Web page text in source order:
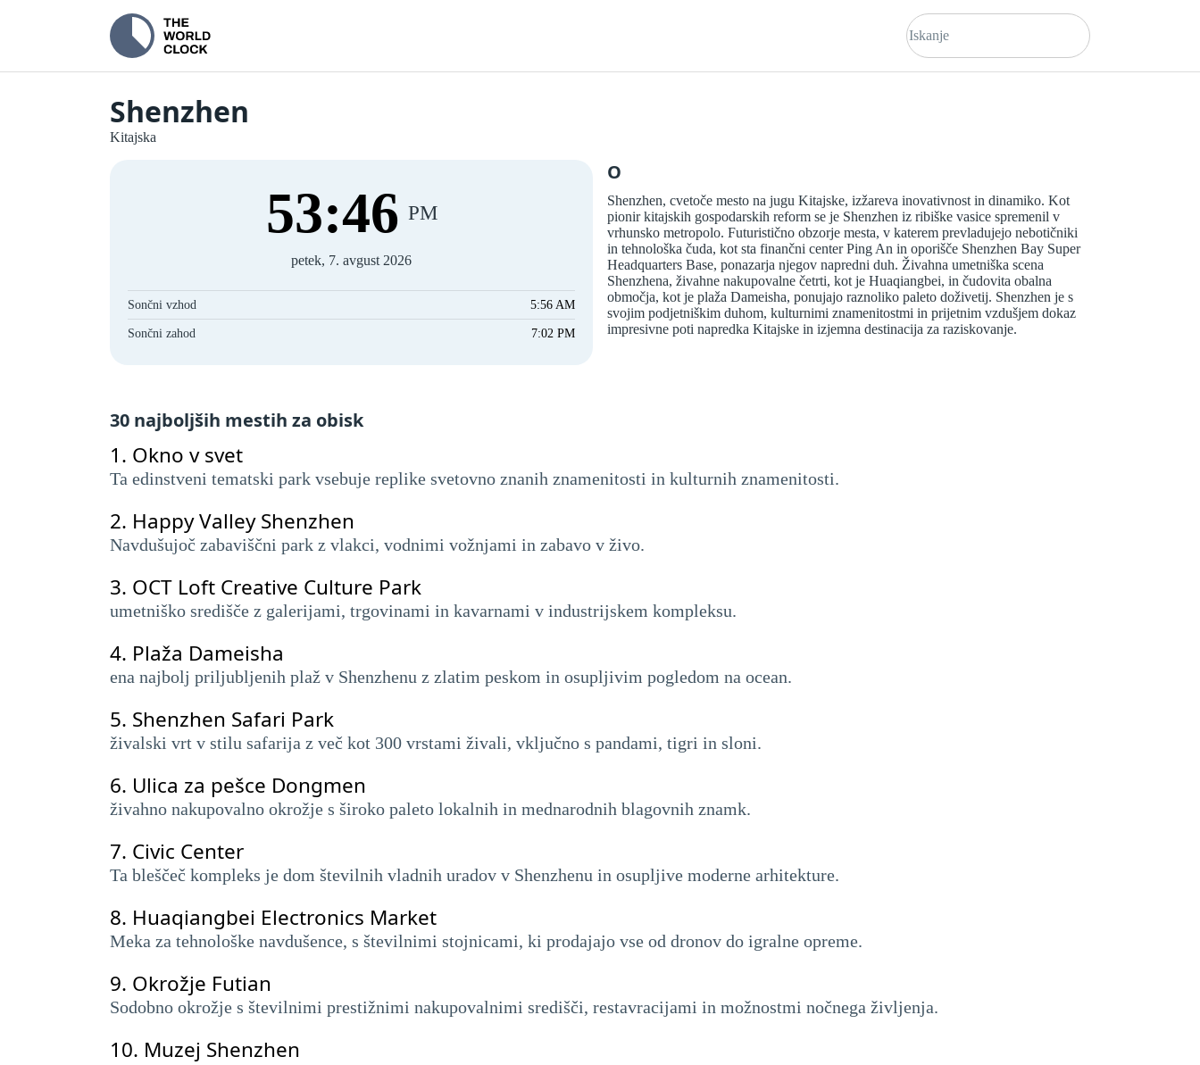
Shenzhen
Kitajska
53:47 PM
petek, 7. avgust 2026
Sončni vzhod 5:56 AM
Sončni zahod 7:02 PM
O
Shenzhen, cvetoče mesto na jugu Kitajske, izžareva inovativnost in dinamiko. Kot
pionir kitajskih gospodarskih reform se je Shenzhen iz ribiške vasice spremenil v
vrhunsko metropolo. Futuristično obzorje mesta, v katerem prevladujejo nebotičniki
in tehnološka čuda, kot sta finančni center Ping An in oporišče Shenzhen Bay Super
Headquarters Base, ponazarja njegov napredni duh. Živahna umetniška scena
Shenzhena, živahne nakupovalne četrti, kot je Huaqiangbei, in čudovita obalna
območja, kot je plaža Dameisha, ponujajo raznoliko paleto doživetij. Shenzhen je s
svojim podjetniškim duhom, kulturnimi znamenitostmi in prijetnim vzdušjem dokaz
impresivne poti napredka Kitajske in izjemna destinacija za raziskovanje.
30 najboljših mestih za obisk
1. Okno v svet
Ta edinstveni tematski park vsebuje replike svetovno znanih znamenitosti in kulturnih znamenitosti.
2. Happy Valley Shenzhen
Navdušujoč zabaviščni park z vlakci, vodnimi vožnjami in zabavo v živo.
3. OCT Loft Creative Culture Park
umetniško središče z galerijami, trgovinami in kavarnami v industrijskem kompleksu.
4. Plaža Dameisha
ena najbolj priljubljenih plaž v Shenzhenu z zlatim peskom in osupljivim pogledom na ocean.
5. Shenzhen Safari Park
živalski vrt v stilu safarija z več kot 300 vrstami živali, vključno s pandami, tigri in sloni.
6. Ulica za pešce Dongmen
živahno nakupovalno okrožje s široko paleto lokalnih in mednarodnih blagovnih znamk.
7. Civic Center
Ta bleščeč kompleks je dom številnih vladnih uradov v Shenzhenu in osupljive moderne arhitekture.
8. Huaqiangbei Electronics Market
Meka za tehnološke navdušence, s številnimi stojnicami, ki prodajajo vse od dronov do igralne opreme.
9. Okrožje Futian
Sodobno okrožje s številnimi prestižnimi nakupovalnimi središči, restavracijami in možnostmi nočnega življenja.
10. Muzej Shenzhen